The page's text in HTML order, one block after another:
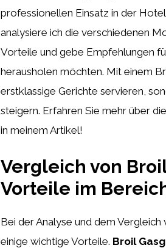
professionellen Einsatz in der
analysiere ich die verschiedenen
Vorteile und gebe Empfehlungen
herausholen möchten. Mit einem
erstklassige Gerichte servieren,
steigern. Erfahren Sie mehr über
in meinem Artikel!
Vergleich von
Vorteile im
Bei der Analyse und dem
einige wichtige Vorteile. Broil